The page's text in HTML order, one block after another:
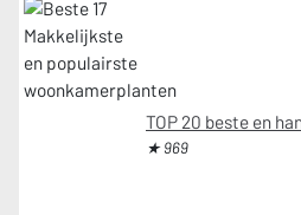
TOP 20 beste en
★ 969